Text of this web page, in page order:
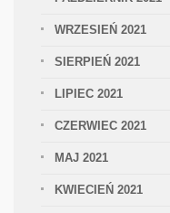
WRZESIEŃ 2021
SIERPIEŃ 2021
LIPIEC 2021
CZERWIEC 2021
MAJ 2021
KWIECIEŃ 2021